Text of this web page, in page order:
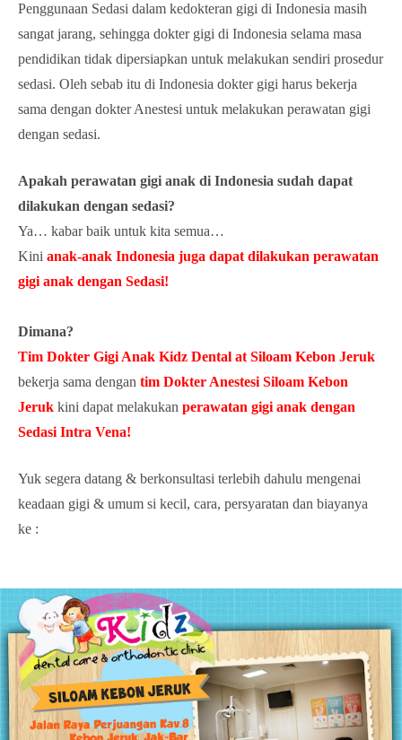
Penggunaan Sedasi dalam kedokteran gigi di Indonesia masih
sangat jarang, sehingga dokter gigi di Indonesia selama masa
pendidikan tidak dipersiapkan untuk melakukan sendiri prosedur
sedasi. Oleh sebab itu di Indonesia dokter gigi harus bekerja
sama dengan dokter Anestesi untuk melakukan perawatan gigi
dengan sedasi.
Apakah perawatan gigi anak di Indonesia sudah dapat
dilakukan dengan sedasi?
Ya… kabar baik untuk kita semua…
Kini anak-anak Indonesia juga dapat dilakukan perawatan
gigi anak dengan Sedasi!
Dimana?
Tim Dokter Gigi Anak Kidz Dental at Siloam Kebon Jeruk
bekerja sama dengan tim Dokter Anestesi Siloam Kebon
Jeruk kini dapat melakukan perawatan gigi anak dengan
Sedasi Intra Vena!
Yuk segera datang & berkonsultasi terlebih dahulu mengenai
keadaan gigi & umum si kecil, cara, persyaratan dan biayanya
ke :